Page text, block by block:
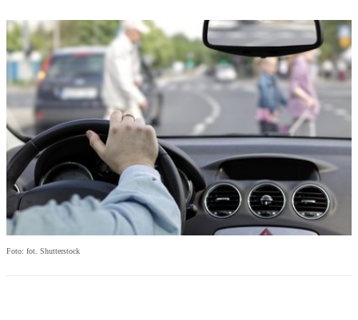
Foto: fot. Shutterstock